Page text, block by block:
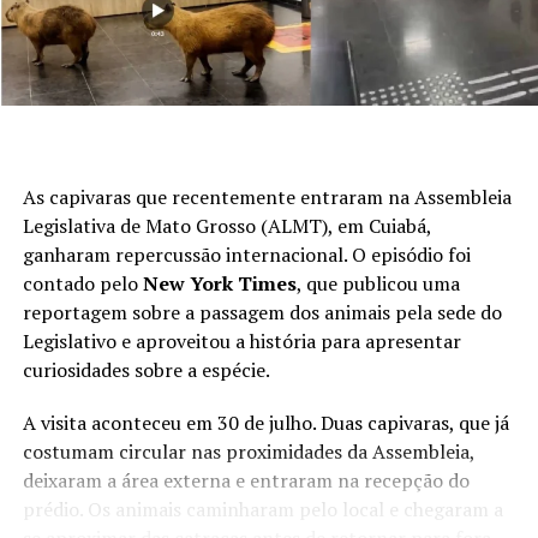
As capivaras que recentemente entraram na Assembleia
Legislativa de Mato Grosso (ALMT), em Cuiabá,
ganharam repercussão internacional. O episódio foi
contado peloNew York Times, que publicou uma
reportagem sobre a passagem dos animais pela sede do
Legislativo e aproveitou a história para apresentar
curiosidades sobre a espécie.
A visita aconteceu em 30 de julho. Duas capivaras, que já
costumam circular nas proximidades da Assembleia,
deixaram a área externa e entraram na recepção do
prédio. Os animais caminharam pelo local e chegaram a